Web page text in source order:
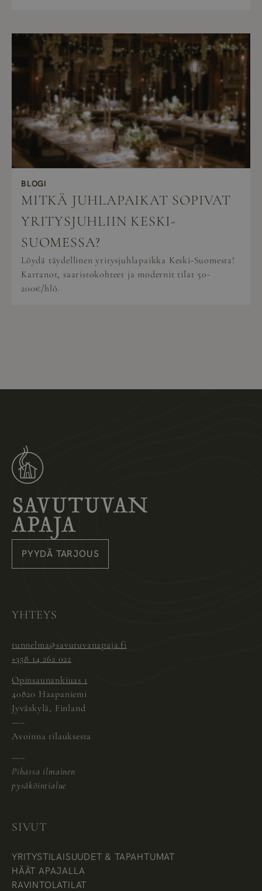
BLOGI
MITKÄ JUHLAPAIKAT SOPIVAT
YRITYSJUHLIIN KESKI-
SUOMESSA?
Löydä täydellinen yritysjuhlapaikka Keski-Suomesta!
Kartanot, saaristokohteet ja modernit tilat 50-
200€/hlö.
PYYDÄ TARJOUS
YHTEYS
tunnelma@savutuvanapaja.fi
+358 14 262 022
Opinsaunankiuas 1
40820 Haapaniemi
Jyväskylä, Finland
—–
Avoinna tilauksesta
—–
Pihassa ilmainen
pysäköintialue
SIVUT
YRITYSTILAISUUDET & TAPAHTUMAT
HÄÄT APAJALLA
RAVINTOLATILAT